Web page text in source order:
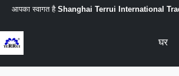
आपका स्वागत है Shanghai Terrui International
घर